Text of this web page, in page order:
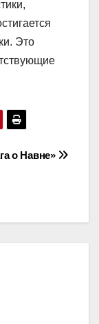
Это
о Навне»